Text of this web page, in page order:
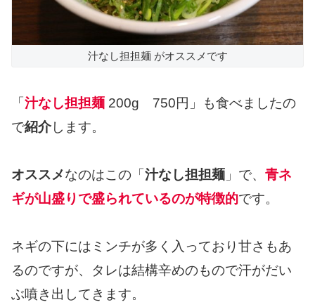
汁なし担担麺 がオススメです
「汁なし担担麺 200g 750円」も食べましたの
で紹介します。
オススメなのはこの「 汁なし担担麺 」で、 青ネ
ギが山盛りで盛られているのが特徴的です。
ネギの下にはミンチが多く入っており甘さもあ
るのですが、タレは結構辛めのもので汗がだい
ぶ噴き出してきます。